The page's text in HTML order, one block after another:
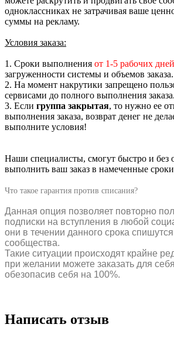
одноклассниках не затрачивая ваше
суммы на рекламу.
Условия заказа:
1. Сроки выполнения от 1-5 рабочих дней
загруженности системы и объемов заказа.
2. На момент накрутики запрещено
сервисами до полного выполнения заказа.
3. Если группа закрытая, то нужно ее
выполнения заказа, возврат денег не
выполните условия!
Наши специалисты, смогут быстро и без
выполнить ваш заказ в намеченные
Что такое гарантия против списания?
Данная опция позволяет повторно
подписки на вступления в любой
они в течении данного срока
сообщества.
Такие ситуации происходят крайне
при желании можете заказать для себя
обезопасив себя на 100%.
Написать отзыв